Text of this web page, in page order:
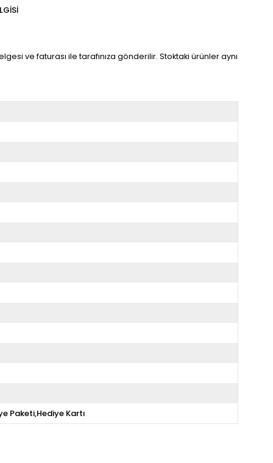
ve faturası ile tarafınıza gönderilir. Stoktaki ürünler aynı
Paketi,Hediye Kartı